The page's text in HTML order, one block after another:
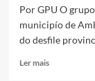
Por GPU O
municipío de
do desfile
Ler maisLeia